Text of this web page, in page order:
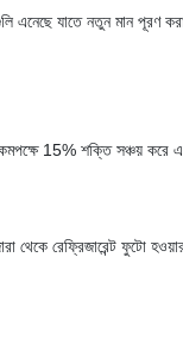
যাতে নতুন মান পূরণ করা
কমপক্ষে 15% শক্তি সঞ্চয় করে
থেকে রেফ্রিজারেন্ট ফুটো